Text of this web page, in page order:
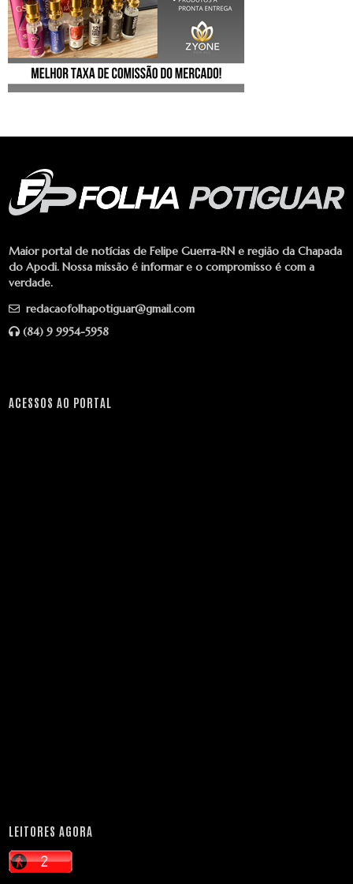
Maior portal de notícias de Felipe Guerra-RN e região da Chapada
do Apodi. Nossa missão é informar e o compromisso é com a
verdade.
redacaofolhapotiguar@gmail.com
(84) 9 9954-5958
ACESSOS AO PORTAL
LEITORES AGORA